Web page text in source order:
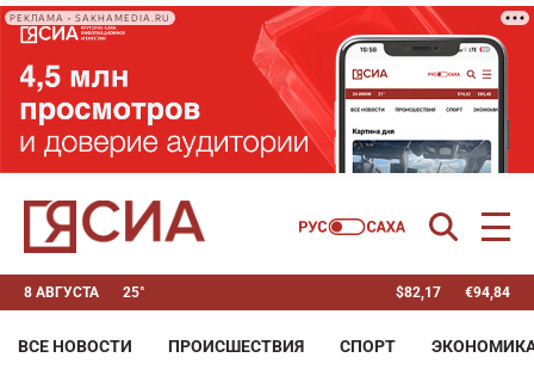
РЕКЛАМА • SAKHAMEDIA.RU
8 АВГУСТА 25° $82,17 €94,84
ВСЕ НОВОСТИ ПРОИСШЕСТВИЯ СПОРТ